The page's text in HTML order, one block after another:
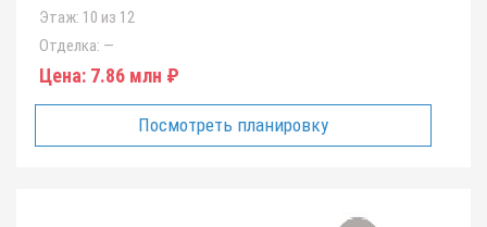
Этаж: 10 из 12
Отделка: —
Цена: 7.86 млн ₽
Посмотреть планировку